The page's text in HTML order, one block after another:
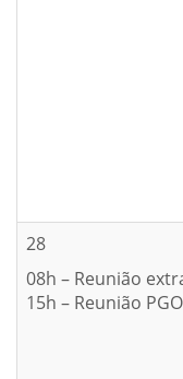
28
08h – Reunião
15h – Reunião